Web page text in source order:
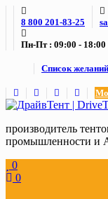
Skip
content
8 800 201-83-25
Пн-Пт : 09:00 - 18:00
Список желаний
производитель
промышленности и
0
0